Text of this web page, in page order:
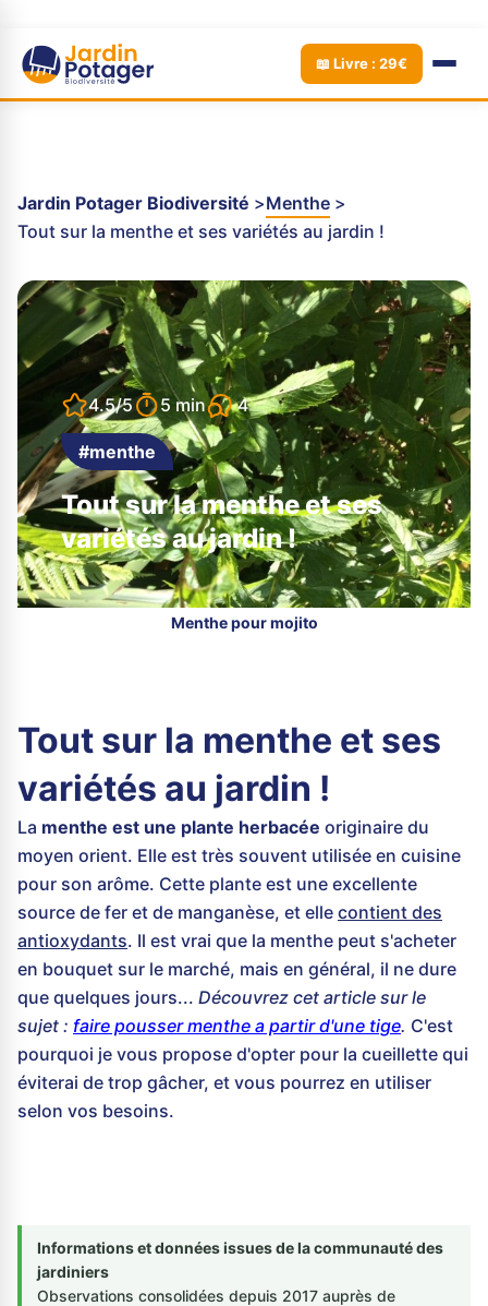
📖 Livre : 29€
Jardin Potager Biodiversité
Menthe
Tout sur la menthe et ses variétés au jardin !
4.5/5 5 min 4
#menthe
Tout sur la menthe et ses
variétés au jardin !
Menthe pour mojito
Tout sur la menthe et ses
variétés au jardin !
La menthe est une plante herbacée originaire du
moyen orient. Elle est très souvent utilisée en cuisine
pour son arôme. Cette plante est une excellente
source de fer et de manganèse, et elle contient des
antioxydants. Il est vrai que la menthe peut s'acheter
en bouquet sur le marché, mais en général, il ne dure
que quelques jours... Découvrez cet article sur le
sujet : faire pousser menthe a partir d'une tige. C'est
pourquoi je vous propose d'opter pour la cueillette qui
éviterai de trop gâcher, et vous pourrez en utiliser
selon vos besoins.
Informations et données issues de la communauté des
jardiniers
Observations consolidées depuis 2017 auprès de